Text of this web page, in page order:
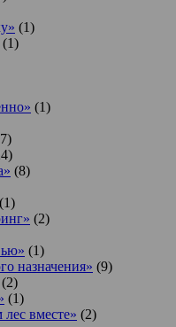
(1)
(1)
(1)
(8)
(1)
(2)
(1)
назначения» (9)
(2)
(1)
вместе» (2)